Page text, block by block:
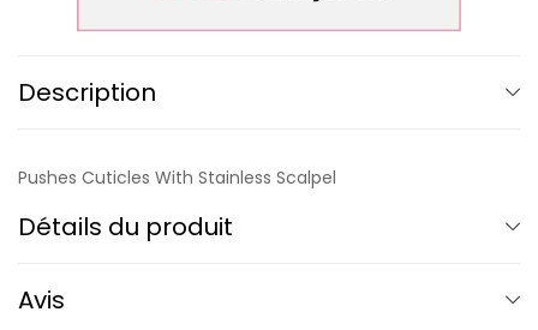
Description
Pushes Cuticles With Stainless Scalpel
Détails du produit
Avis